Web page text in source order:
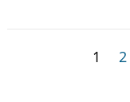
1 2